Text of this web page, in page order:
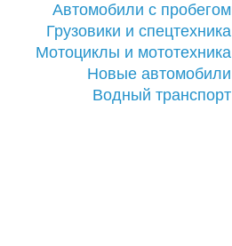
Автомобили с пробегом
Грузовики и спецтехника
Мотоциклы и мототехника
Новые автомобили
Водный транспорт